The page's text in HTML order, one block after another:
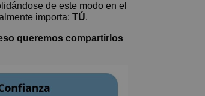
de este modo en el
importa: TÚ.
queremos compartirlos